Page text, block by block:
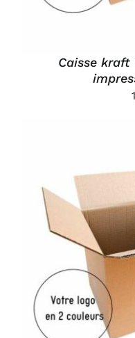
Caisse kraft